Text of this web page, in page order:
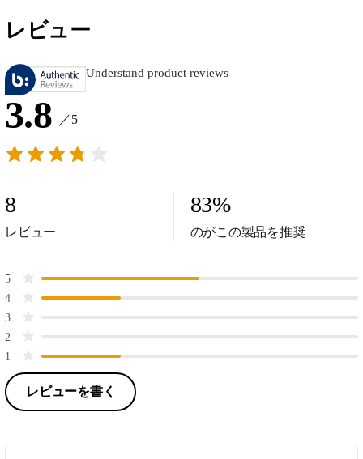
レビュー
Understand product reviews
3.8 ／5
8
レビュー
83%
のがこの製品を推奨
5
4
3
2
1
レビューを書く